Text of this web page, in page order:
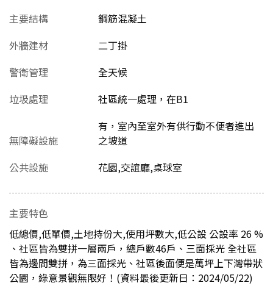
主要結構
鋼筋混凝土
外牆建材
二丁掛
警衛管理
全天候
垃圾處理
社區統一處理，在B1
無障礙設施
有，室內至室外有供行動不便者進出
之坡道
公共設施
花園,交誼廳,桌球室
主要特色
低總價,低單價,土地持份大,使用坪數大,低公設 公設率 26 %
、社區皆為雙拼一層兩戶，總戶數46戶、三面採光 全社區
皆為邊間雙拼，為三面採光、社區後面便是萬坪上下灣帶狀
公園，綠意景觀無限好！(資料最後更新日：2024/05/22)